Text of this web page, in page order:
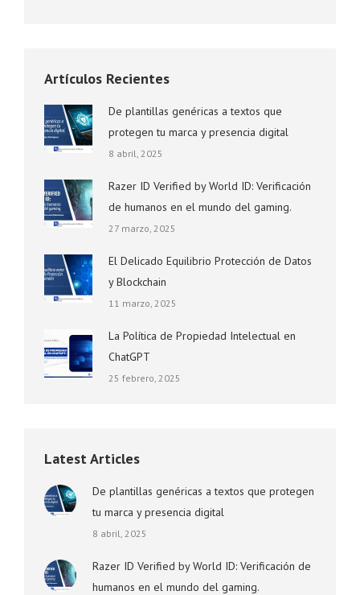
Artículos Recientes
De plantillas genéricas a textos que
protegen tu marca y presencia digital
8 abril, 2025
Razer ID Verified by World ID: Verificación
de humanos en el mundo del gaming.
27 marzo, 2025
El Delicado Equilibrio Protección de Datos
y Blockchain
11 marzo, 2025
La Política de Propiedad Intelectual en
ChatGPT
25 febrero, 2025
Latest Articles
De plantillas genéricas a textos que protegen
tu marca y presencia digital
8 abril, 2025
Razer ID Verified by World ID: Verificación de
humanos en el mundo del gaming.